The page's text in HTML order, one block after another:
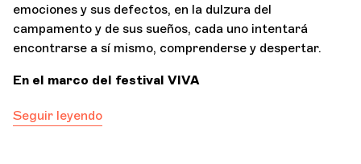
emociones y sus defectos, en la dulzura del
campamento y de sus sueños, cada uno intentará
encontrarse a sí mismo, comprenderse y despertar.
En el marco del festival VIVA
Seguir leyendo